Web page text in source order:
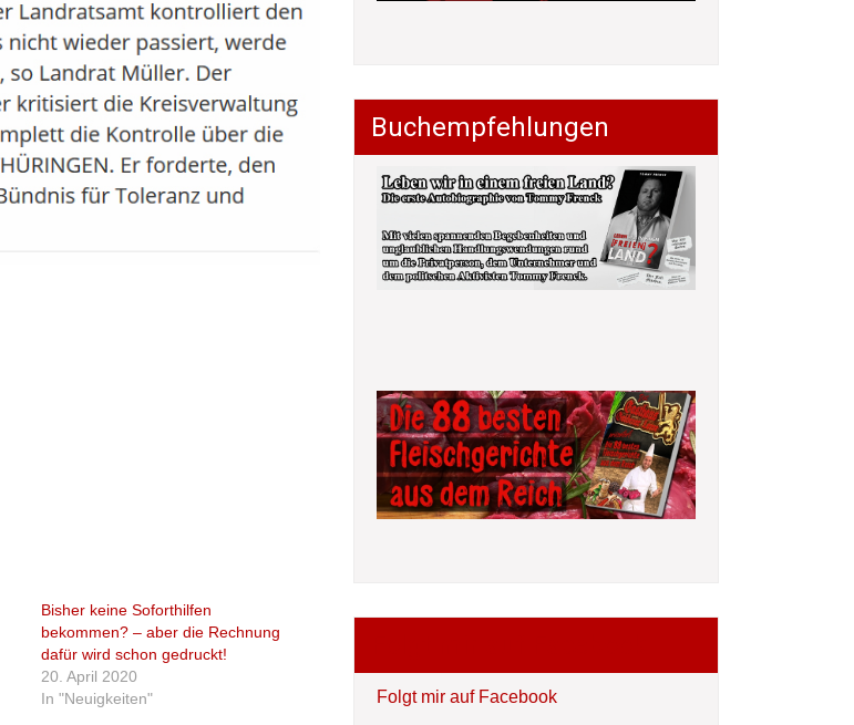
Bisher keine Soforthilfen
bekommen? – aber die Rechnung
dafür wird schon gedruckt!
20. April 2020
In "Neuigkeiten"
Buchempfehlungen
Folgt mir auf Facebook